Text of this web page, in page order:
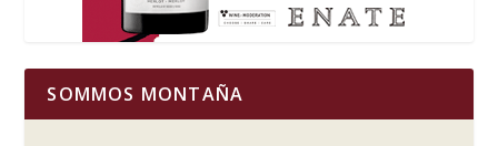
SOMMOS MONTAÑA